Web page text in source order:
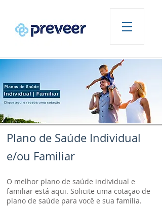
Plano de Saúde Individual
e/ou Familiar
O melhor plano de saúde individual e
familiar está aqui. Solicite uma cotação de
plano de saúde para você e sua família.